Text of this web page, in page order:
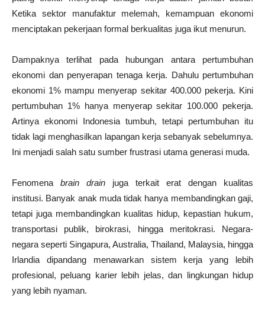
Ketika sektor manufaktur melemah, kemampuan ekonomi
menciptakan pekerjaan formal berkualitas juga ikut menurun.
Dampaknya terlihat pada hubungan antara pertumbuhan
ekonomi dan penyerapan tenaga kerja. Dahulu pertumbuhan
ekonomi 1% mampu menyerap sekitar 400.000 pekerja. Kini
pertumbuhan 1% hanya menyerap sekitar 100.000 pekerja.
Artinya ekonomi Indonesia tumbuh, tetapi pertumbuhan itu
tidak lagi menghasilkan lapangan kerja sebanyak sebelumnya.
Ini menjadi salah satu sumber frustrasi utama generasi muda.
Fenomena brain drain juga terkait erat dengan kualitas
institusi. Banyak anak muda tidak hanya membandingkan gaji,
tetapi juga membandingkan kualitas hidup, kepastian hukum,
transportasi publik, birokrasi, hingga meritokrasi. Negara-
negara seperti Singapura, Australia, Thailand, Malaysia, hingga
Irlandia dipandang menawarkan sistem kerja yang lebih
profesional, peluang karier lebih jelas, dan lingkungan hidup
yang lebih nyaman.